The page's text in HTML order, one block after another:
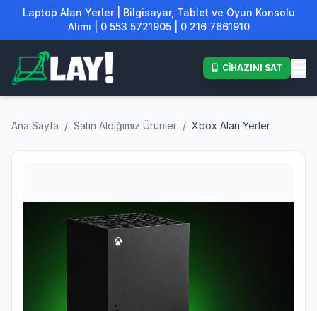
Laptop Alan Yerler | Bilgisayar, Tablet ve Oyun Konsolu
Alımı | 0 553 5721905 | 0 216 7661910
CİHAZINI SAT
Ana Sayfa / Satın Aldığımız Ürünler / Xbox Alan Yerler